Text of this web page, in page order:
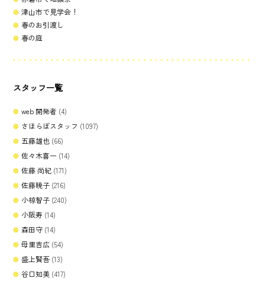
津山市で見学会！
春のお引渡し
春の庭
スタッフ一覧
web 開発者 (4)
さほらぼスタッフ (1097)
五藤雄也 (66)
佐々木喜一 (14)
佐藤 尚紀 (171)
佐藤暁子 (216)
小椋智子 (240)
小阪寿 (14)
森田守 (14)
母里吉広 (54)
盛上賢吾 (13)
谷口知美 (417)